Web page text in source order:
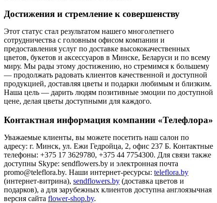
Достижения и стремление к совершенству
Этот статус стал результатом нашего многолетнего
сотрудничества с головным офисом компании и
предоставления услуг по доставке высококачественных
цветов, букетов и аксессуаров в Минске, Беларуси и по всему
миру. Мы рады этому достижению, но стремимся к большему
— продолжать радовать клиентов качественной и доступной
продукцией, доставляя цветы и подарки любимым и близким.
Наша цель — дарить людям позитивные эмоции по доступной
цене, делая цветы доступными для каждого.
Контактная информация компании «Телефлора»
Уважаемые клиенты, вы можете посетить наш салон по
адресу: г. Минск, ул. Ежи Гедройца, 2, офис 237 Б. Контактные
телефоны: +375 17 3629780, +375 44 7754300. Для связи также
доступны Skype: sendflowers.by и электронная почта
promo@teleflora.by. Наши интернет-ресурсы: teleflora.by
(интернет-витрина), sendflowers.by (доставка цветов и
подарков), а для зарубежных клиентов доступна англоязычная
версия сайта flower-shop.by.